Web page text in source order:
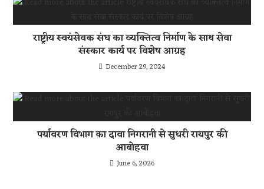
राष्ट्रीय स्वयंसेवक संघ का व्यक्तित्व निर्माण के साथ सेवा
संस्कार कार्य पर विशेष आग्रह
December 29, 2024
पर्यावरण विभाग का दावा निगरानी से सुधरी रायपुर की
आबोहवा
June 6, 2026